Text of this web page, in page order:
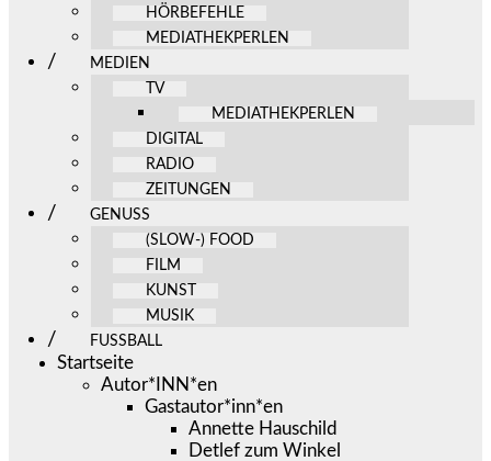
HÖRBEFEHLE
MEDIATHEKPERLEN
MEDIEN
TV
MEDIATHEKPERLEN
DIGITAL
RADIO
ZEITUNGEN
GENUSS
(SLOW-) FOOD
FILM
KUNST
MUSIK
FUSSBALL
Startseite
Autor*INN*en
Gastautor*inn*en
Annette Hauschild
Detlef zum Winkel